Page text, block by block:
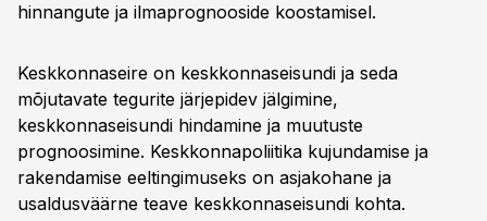
hinnangute ja ilmaprognooside koostamisel.
Keskkonnaseire on keskkonnaseisundi ja seda
mõjutavate tegurite järjepidev jälgimine,
keskkonnaseisundi hindamine ja muutuste
prognoosimine. Keskkonnapoliitika kujundamise ja
rakendamise eeltingimuseks on asjakohane ja
usaldusväärne teave keskkonnaseisundi kohta.